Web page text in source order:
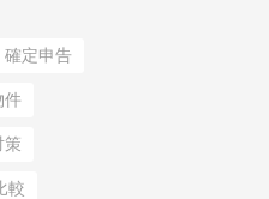
確定申告
件
策
較